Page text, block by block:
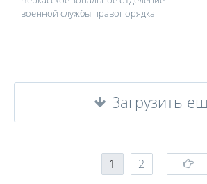
военной службы правопорядка
Загрузить
1 2